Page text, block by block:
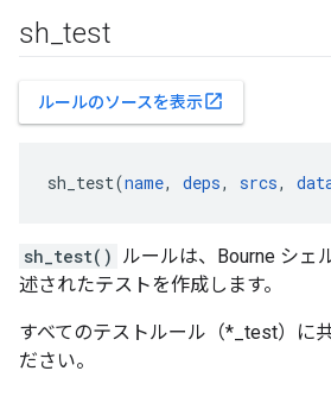
sh _test
ルールのソースを表示open_in_new
sh_test(name, deps, srcs,
sh_test() ルールは、Bourne シェ
述されたテストを作成します。
すべてのテストルール（*_test）に
ださい。